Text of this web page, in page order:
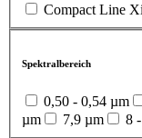
Compact Line Xi
Spektralbereich
0,50 - 0,54 µm
µm
7,9 µm 8